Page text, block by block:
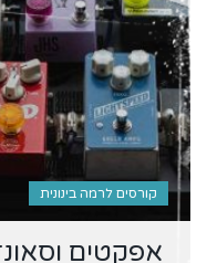
קורסים לרמה בינונית
אפקטים